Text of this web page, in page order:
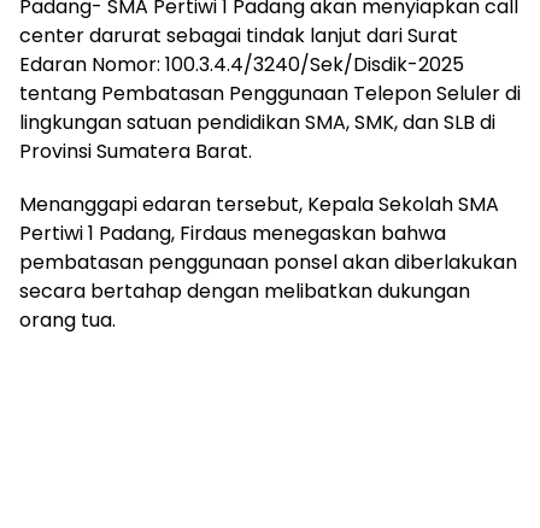
Padang- SMA Pertiwi 1 Padang akan menyiapkan call
center darurat sebagai tindak lanjut dari Surat
Edaran Nomor: 100.3.4.4/3240/Sek/Disdik-2025
tentang Pembatasan Penggunaan Telepon Seluler di
lingkungan satuan pendidikan SMA, SMK, dan SLB di
Provinsi Sumatera Barat.
Menanggapi edaran tersebut, Kepala Sekolah SMA
Pertiwi 1 Padang, Firdaus menegaskan bahwa
pembatasan penggunaan ponsel akan diberlakukan
secara bertahap dengan melibatkan dukungan
orang tua.